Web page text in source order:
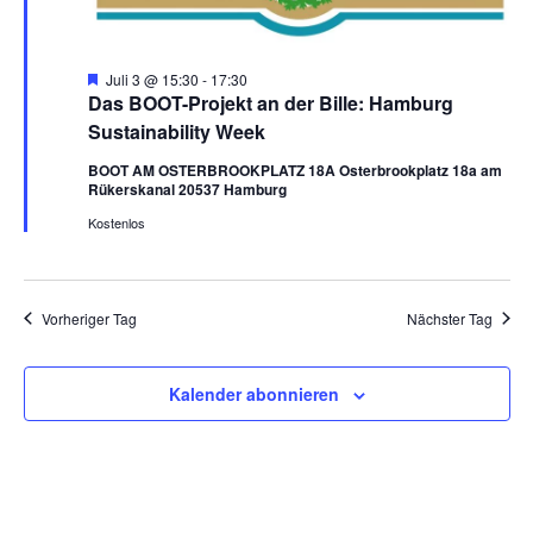
Das BOOT-Projekt an der Bille: Hamburg
Sustainability Week
H
e
r
v
r
g
h
e
Juli 3 @ 15:30 - 17:30
BOOT AM OSTERBROOKPLATZ 18A Osterbrookplatz 18a am
Rükerskanal 20537 Hamburg
Kostenlos
Vorheriger Tag Nächster Tag
Kalender abonnieren